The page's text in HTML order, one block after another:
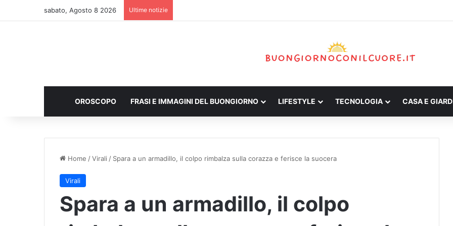
sabato, Agosto 8 2026 Ultime notizie
OROSCOPO FRASI E IMMAGINI DEL BUONGIORNO LIFESTYLE TECNOLOGIA CASA E
Home /Virali / Spara a un armadillo, il colpo rimbalza sulla corazza e ferisce la suocera
Virali
Spara a un armadillo, il colpo